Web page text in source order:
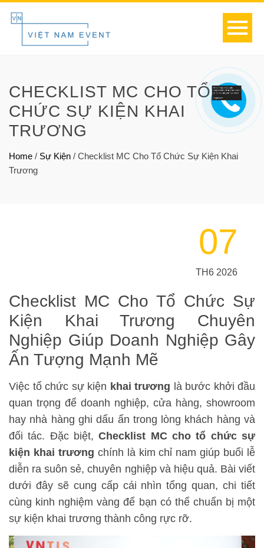
CHECKLIST MC CHO TỔ
CHỨC SỰ KIỆN KHAI
TRƯƠNG
Home / Sự Kiện / Checklist MC Cho Tổ Chức Sự Kiện Khai
Trương
07
TH6 2026
Checklist MC Cho Tổ Chức Sự
Kiện Khai Trương Chuyên
Nghiệp Giúp Doanh Nghiệp Gây
Ấn Tượng Mạnh Mẽ
Việc tổ chức sự kiện khai trương là bước khởi đầu
quan trọng để doanh nghiệp, cửa hàng, showroom
hay nhà hàng ghi dấu ấn trong lòng khách hàng và
đối tác. Đặc biệt,Checklist MC cho tổ chức sự
kiện khai trương chính là kim chỉ nam giúp buổi lễ
diễn ra suôn sẻ, chuyên nghiệp và hiệu quả. Bài viết
dưới đây sẽ cung cấp cái nhìn tổng quan, chi tiết
cùng kinh nghiệm vàng để bạn có thể chuẩn bị một
sự kiện khai trương thành công rực rỡ.